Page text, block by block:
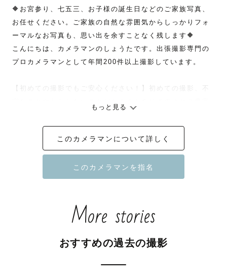
🔶お宮参り、七五三、お子様の誕生日などのご家族写真、
お任せください。ご家族の自然な雰囲気からしっかりフォ
ーマルなお写真も、思い出を余すことなく残します🔶
こんにちは、カメラマンのしょうたです。出張撮影専門の
プロカメラマンとして年間200件以上撮影しています。
【初めての撮影でもご安心ください！】初めての撮影、不
ポートいたします！どんなことでも遠慮なくお問合せくだ
ウェディングの前撮り、カップルさんも撮影しています。
【納品枚数】平均100～120枚程度納品させていただいてい
い、そんな風に思っています。
撮影当日は楽しく会話しながらしっかりリードいたしま
もっと見る
このカメラマンについて詳しく
More stories
おすすめの過去の撮影